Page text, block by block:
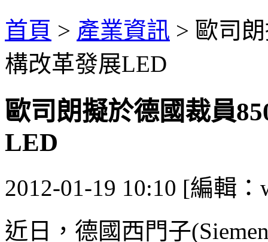
首頁 > 產業資訊 > 歐司
構改革發展LED
歐司朗擬於德國裁員
LED
2012-01-19 10:10 [編輯：
近日，德國西門子